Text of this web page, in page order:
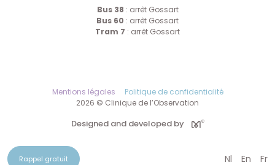
Rappel gratuit Nl En Fr
Bus 38 : arrêt Gossart
Bus 60 : arrêt Gossart
Tram 7 : arrêt Gossart
2026 © Clinique de l’Observation
Mentions légales Politique de confidentialité
Designed and developed by